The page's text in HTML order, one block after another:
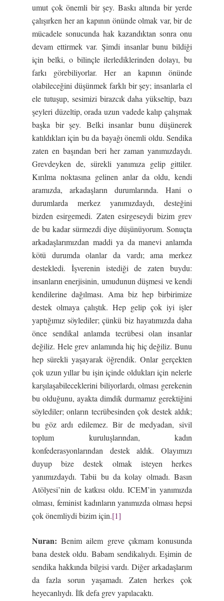
umut çok önemli bir şey. Baskı altında bir yerde
çalışırken her an kapının önünde olmak var, bir de
mücadele sonucunda hak kazandıktan sonra onu
devam ettirmek var. Şimdi insanlar bunu bildiği
için belki, o bilinçle ilerlediklerinden dolayı, bu
farkı görebiliyorlar. Her an kapının önünde
olabileceğini düşünmek farklı bir şey; insanlarla el
ele tutuşup, sesimizi birazcık daha yükseltip, bazı
şeyleri düzeltip, orada uzun vadede kalıp çalışmak
başka bir şey. Belki insanlar bunu düşünerek
katıldıkları için bu da bayağı önemli oldu. Sendika
zaten en başından beri her zaman yanımızdaydı.
Grevdeyken de, sürekli yanımıza gelip gittiler.
Kırılma noktasına gelinen anlar da oldu, kendi
aramızda, arkadaşların durumlarında. Hani o
durumlarda merkez yanımızdaydı, desteğini
bizden esirgemedi. Zaten esirgeseydi bizim grev
de bu kadar sürmezdi diye düşünüyorum. Sonuçta
arkadaşlarımızdan maddi ya da manevi anlamda
kötü durumda olanlar da vardı; ama merkez
destekledi. İşverenin istediği de zaten buydu:
insanların enerjisinin, umudunun düşmesi ve kendi
kendilerine dağılması. Ama biz hep birbirimize
destek olmaya çalıştık. Hep gelip çok iyi işler
yaptığımız söylediler; çünkü biz hayatımızda daha
önce sendikal anlamda tecrübesi olan insanlar
değiliz. Hele grev anlamında hiç hiç değiliz. Bunu
hep sürekli yaşayarak öğrendik. Onlar gerçekten
çok uzun yıllar bu işin içinde oldukları için nelerle
karşılaşabileceklerini biliyorlardı, olması gerekenin
bu olduğunu, ayakta dimdik durmamız gerektiğini
söylediler; onların tecrübesinden çok destek aldık;
bu göz ardı edilemez. Bir de medyadan, sivil
toplum kuruluşlarından, kadın
konfederasyonlarından destek aldık. Olayımızı
duyup bize destek olmak isteyen herkes
yanımızdaydı. Tabii bu da kolay olmadı. Basın
Atölyesi’nin de katkısı oldu. ICEM’in yanımızda
olması, feminist kadınların yanımızda olması hepsi
çok önemliydi bizim için.[1]
Nuran: Benim ailem greve çıkmam konusunda
bana destek oldu. Babam sendikalıydı. Eşimin de
sendika hakkında bilgisi vardı. Diğer arkadaşlarım
da fazla sorun yaşamadı. Zaten herkes çok
heyecanlıydı. İlk defa grev yapılacaktı.